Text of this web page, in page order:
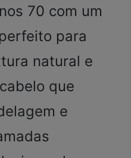
70 com um
para
natural e
que
e